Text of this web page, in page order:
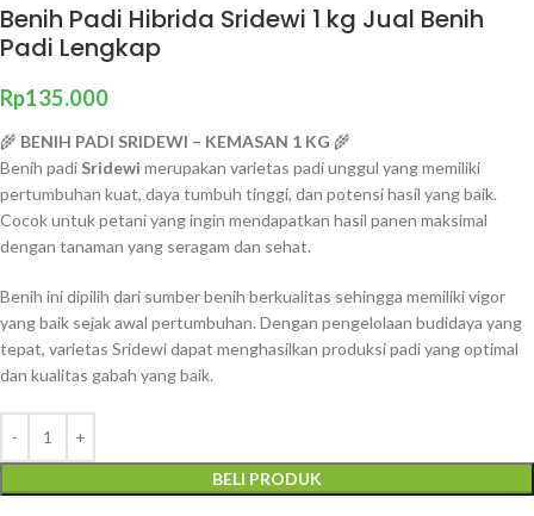
Benih Padi Hibrida Sridewi 1 kg Jual Benih
Padi Lengkap
Rp135.000
🌾 BENIH PADI SRIDEWI – KEMASAN 1 KG 🌾
Benih padi Sridewi merupakan varietas padi unggul yang memiliki
pertumbuhan kuat, daya tumbuh tinggi, dan potensi hasil yang baik.
Cocok untuk petani yang ingin mendapatkan hasil panen maksimal
dengan tanaman yang seragam dan sehat.
Benih ini dipilih dari sumber benih berkualitas sehingga memiliki vigor
yang baik sejak awal pertumbuhan. Dengan pengelolaan budidaya yang
tepat, varietas Sridewi dapat menghasilkan produksi padi yang optimal
dan kualitas gabah yang baik.
BELI PRODUK